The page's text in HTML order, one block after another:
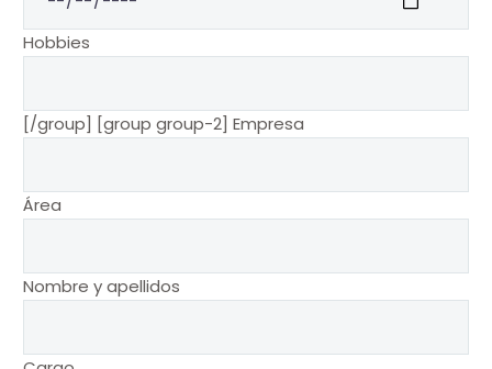
Hobbies
[/group] [group group-2] Empresa
Área
Nombre y apellidos